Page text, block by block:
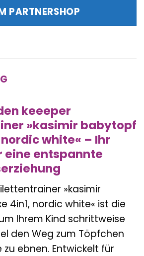
€
ist:
32,71 €.
PARTNERSHOP
keeeper
»kasimir babytopf
white« – Ihr
eine entspannte
»kasimir
4in1, nordic white« ist die
Ihrem Kind schrittweise
den Weg zum Töpfchen
ebnen. Entwickelt für